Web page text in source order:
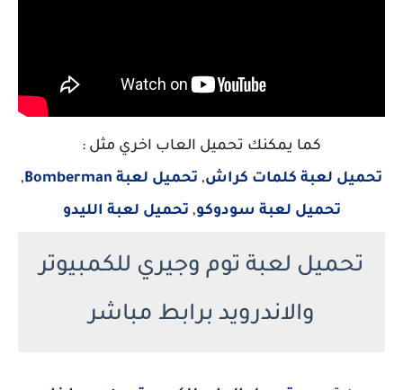
كما يمكنك تحميل العاب اخري مثل :
تحميل لعبة كلمات كراش, تحميل لعبة Bomberman
,
تحميل لعبة سودوكو, تحميل لعبة الليدو
تحميل لعبة توم وجيري للكمبيوتر
والاندرويد برابط مباشر